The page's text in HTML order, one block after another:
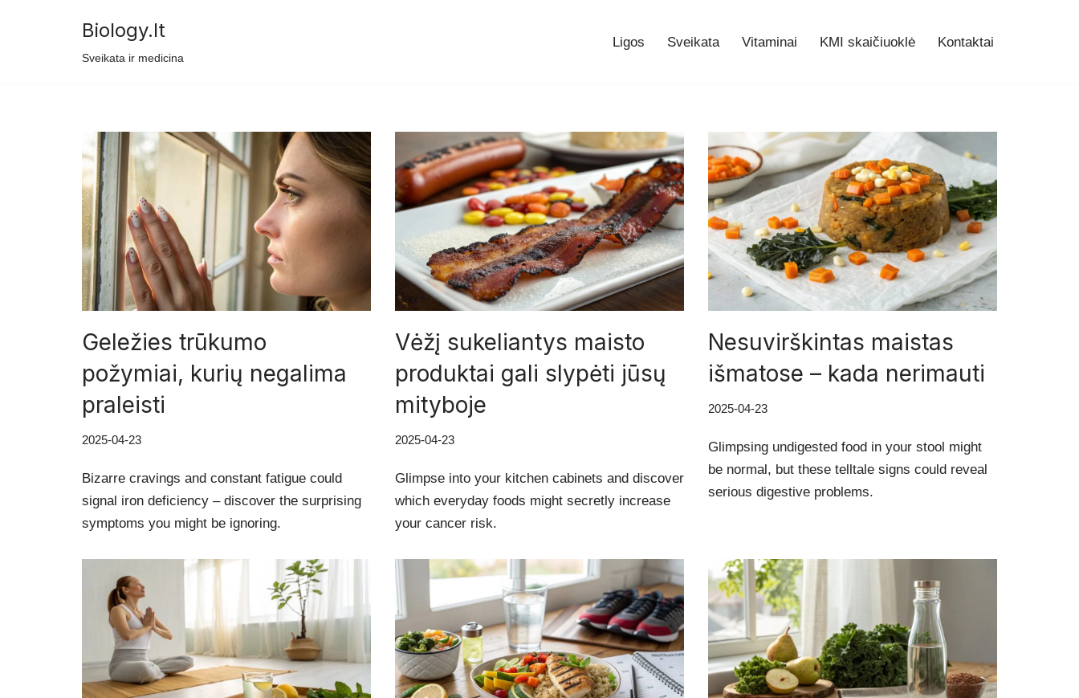
Biology.lt
Sveikata ir medicina
Ligos Sveikata Vitaminai KMI skaičiuoklė Kontaktai
Geležies trūkumo
požymiai, kurių negalima
praleisti
2025-04-23
Bizarre cravings and constant fatigue could
signal iron deficiency – discover the surprising
symptoms you might be ignoring.
Vėžį sukeliantys maisto
produktai gali slypėti jūsų
mityboje
2025-04-23
Glimpse into your kitchen cabinets and discover
which everyday foods might secretly increase
your cancer risk.
Nesuvirškintas maistas
išmatose – kada nerimauti
2025-04-23
Glimpsing undigested food in your stool might
be normal, but these telltale signs could reveal
serious digestive problems.